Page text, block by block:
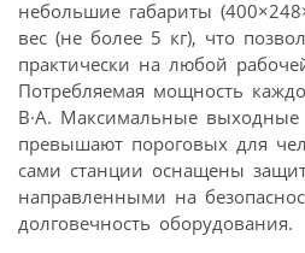
небольшие габариты
вес (не более 5 кг), что
практически на любой
Потребляемая мощность
В·А. Максимальные
превышают пороговых для
сами станции оснащены
направленными на
долговечность оборудования.